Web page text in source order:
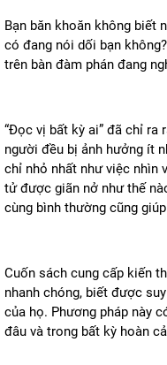
Bạn băn khoăn không biết
có đang nói dối bạn
trên bàn đàm phán đang
“Đọc vị bất kỳ ai” đã chỉ ra
người đều bị ảnh hưởng ít
chỉ nhỏ nhất như việc nhìn
tử được giãn nở như thế
cùng bình thường cũng
Cuốn sách cung cấp kiến
nhanh chóng, biết được
của họ. Phương pháp này
đâu và trong bất kỳ hoàn